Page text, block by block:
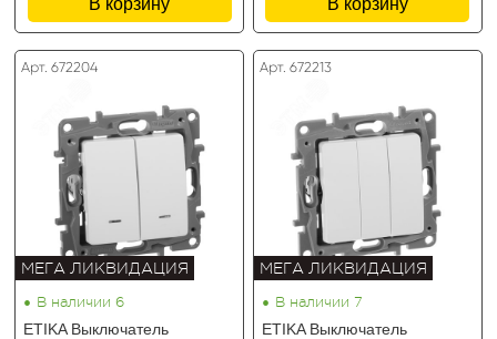
В корзину В корзину
Арт. 672204
МЕГА ЛИКВИДАЦИЯ
• В наличии 6
ETIKA Выключатель
Арт. 672213
МЕГА ЛИКВИДАЦИЯ
• В наличии 7
ETIKA Выключатель